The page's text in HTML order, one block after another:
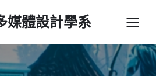
媒體設計學系